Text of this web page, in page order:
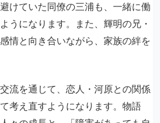
けていた同僚の三浦も、一緒に働
うになります。また、輝明の兄・
情と向き合いながら、家族の絆を
流を通じて、恋人・河原との関係
考え直すようになります。物語